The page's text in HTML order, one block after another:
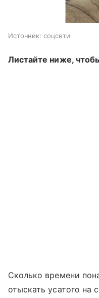
Источник: соцсети
Листайте ниже,
Сколько времени
отыскать усатого на